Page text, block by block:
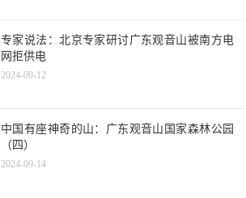
专家说法：北京专家研讨广东观音山被南方电
网拒供电
2024-09-12
中国有座神奇的山：广东观音山国家森林公园
（四）
2024-09-14